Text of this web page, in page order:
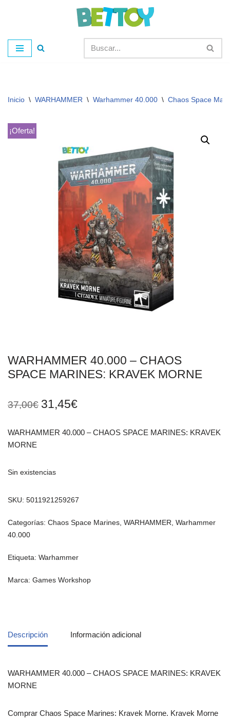
al
contenido
Inicio \ WARHAMMER \ Warhammer 40.000 \ Chaos Space
¡Oferta!
WARHAMMER 40.000 – CHAOS
SPACE MARINES: KRAVEK MORNE
37,00€ 31,45€
WARHAMMER 40.000 – CHAOS SPACE MARINES: KRAVEK
MORNE
Sin existencias
SKU: 5011921259267
Categorías: Chaos Space Marines WARHAMMER Warhammer
40.000
Etiqueta: Warhammer
Marca: Games Workshop
Descripción Información adicional
WARHAMMER 40.000 – CHAOS SPACE MARINES: KRAVEK
MORNE
Comprar Chaos Space Marines: Kravek Morne. Kravek Morne